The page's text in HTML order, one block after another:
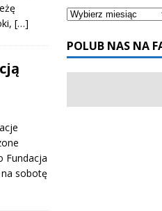
[…]
Fundacja
na sobotę
POLUB NAS NA